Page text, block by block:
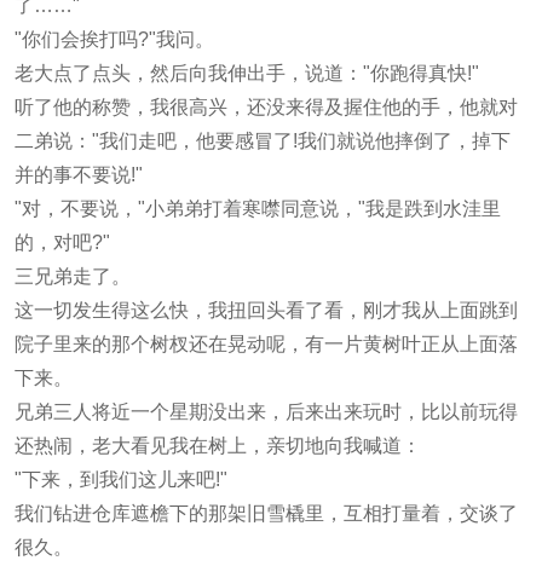
了……"
"你们会挨打吗?"我问。
老大点了点头，然后向我伸出手，说道："你跑得真快!"
听了他的称赞，我很高兴，还没来得及握住他的手，他就对
二弟说："我们走吧，他要感冒了!我们就说他摔倒了，掉下
并的事不要说!"
"对，不要说，"小弟弟打着寒噤同意说，"我是跌到水洼里
的，对吧?"
三兄弟走了。
这一切发生得这么快，我扭回头看了看，刚才我从上面跳到
院子里来的那个树杈还在晃动呢，有一片黄树叶正从上面落
下来。
兄弟三人将近一个星期没出来，后来出来玩时，比以前玩得
还热闹，老大看见我在树上，亲切地向我喊道：
"下来，到我们这儿来吧!"
我们钻进仓库遮檐下的那架旧雪橇里，互相打量着，交谈了
很久。